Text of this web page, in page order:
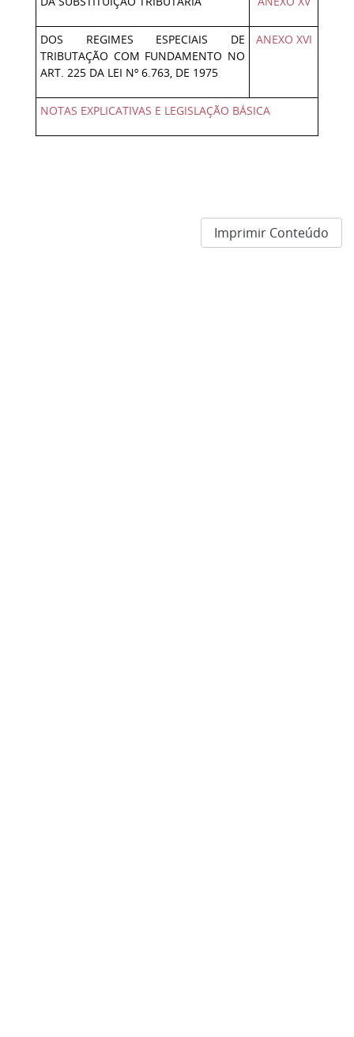
DOS REGIMES ESPECIAIS DE
TRIBUTAÇÃO COM FUNDAMENTO NO
ART. 225 DA LEI Nº 6.763, DE 1975
ANEXO XVI
NOTAS EXPLICATIVAS E LEGISLAÇÃO BÁSICA
Imprimir Conteúdo